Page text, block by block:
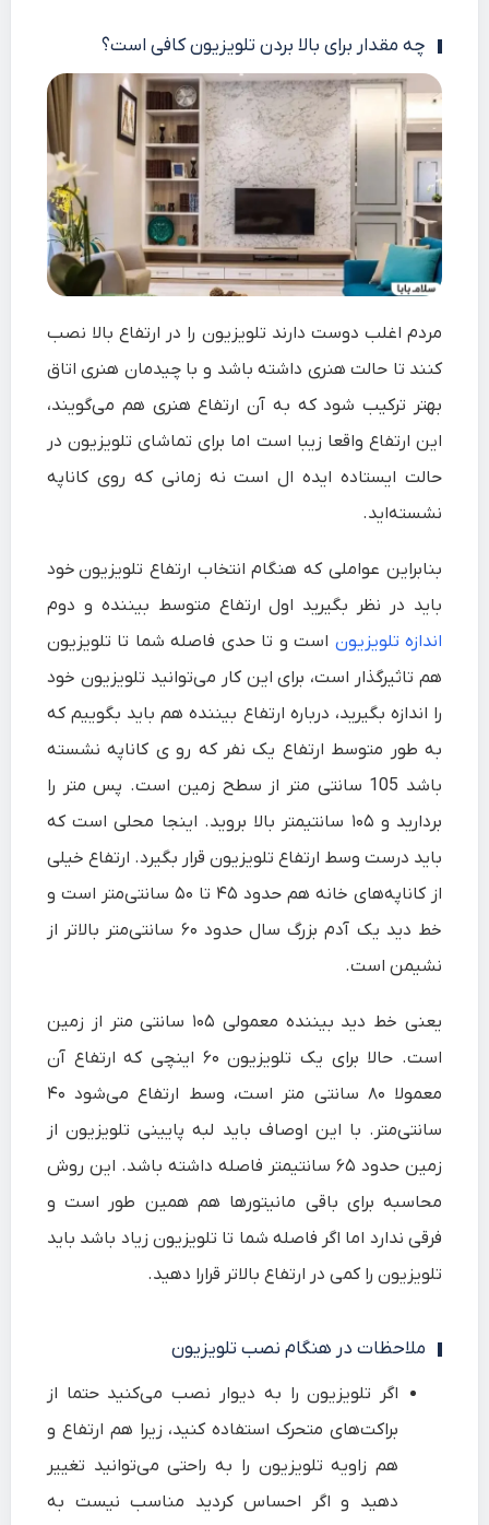
چه مقدار برای بالا بردن تلویزیون کافی است؟
مردم اغلب دوست دارند تلویزیون را در ارتفاع بالا نصب
کنند تا حالت هنری داشته باشد و با چیدمان هنری اتاق
بهتر ترکیب شود که به آن ارتفاع هنری هم می‌گویند،
این ارتفاع واقعا زیبا است اما برای تماشای تلویزیون در
حالت ایستاده ایده ال است نه زمانی که روی کاناپه
نشسته‌اید.
بنابراین عواملی که هنگام انتخاب ارتفاع تلویزیون خود
باید در نظر بگیرید اول ارتفاع متوسط بیننده و دوم
اندازه تلویزیون است و تا حدی فاصله شما تا تلویزیون
هم تاثیرگذار است، برای این کار می‌توانید تلویزیون خود
را اندازه بگیرید، درباره ارتفاع بیننده هم باید بگوییم که
به طور متوسط ارتفاع یک نفر که رو ی کاناپه نشسته
باشد 105 سانتی متر از سطح زمین است. پس متر را
بردارید و ۱۰۵ سانتیمتر بالا بروید. اینجا محلی است که
باید درست وسط ارتفاع تلویزیون قرار بگیرد. ارتفاع خیلی
از کاناپه‌‌های خانه هم حدود ۴۵ تا ۵۰ سانتی‌‌متر است و
خط دید یک آدم بزرگ‌ سال حدود ۶۰ سانتی‌‌متر بالاتر از
نشیمن است.
یعنی خط دید بیننده معمولی ۱۰۵ سانتی‌ متر از زمین
است. حالا برای یک تلویزیون ۶۰ اینچی که ارتفاع آن
معمولا ۸۰ سانتی‌ متر است، وسط ارتفاع می‌شود ۴۰
سانتی‌متر. با این اوصاف باید لبه پایینی تلویزیون از
زمین حدود ۶۵ سانتیمتر فاصله داشته باشد. این روش
محاسبه برای باقی مانیتورها هم همین‌ طور است و
فرقی ندارد اما اگر فاصله شما تا تلویزیون زیاد باشد باید
تلویزیون را کمی در ارتفاع بالاتر قرارا دهید.
ملاحظات در هنگام نصب تلویزیون
اگر تلویزیون را به دیوار نصب می‌کنید حتما از
براکت‌های متحرک استفاده کنید، زیرا هم ارتفاع و
هم زاویه تلویزیون را به راحتی می‌توانید تغییر
دهید و اگر احساس کردید مناسب نیست به